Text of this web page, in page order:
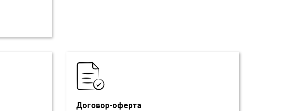
Договор-оферта